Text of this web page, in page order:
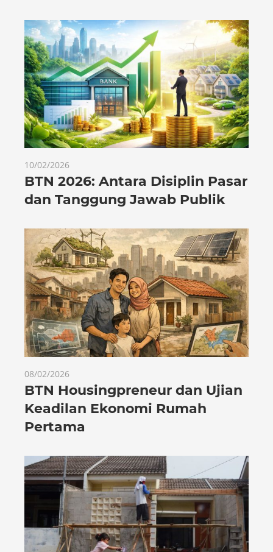
10/02/2026
BTN 2026: Antara Disiplin Pasar
dan Tanggung Jawab Publik
08/02/2026
BTN Housingpreneur dan Ujian
Keadilan Ekonomi Rumah
Pertama